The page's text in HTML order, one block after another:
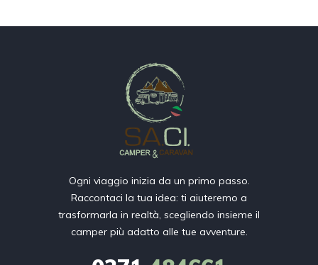
Ogni viaggio inizia da un primo passo.
Raccontaci la tua idea: ti aiuteremo a
trasformarla in realtà, scegliendo insieme il
camper più adatto alle tue avventure.